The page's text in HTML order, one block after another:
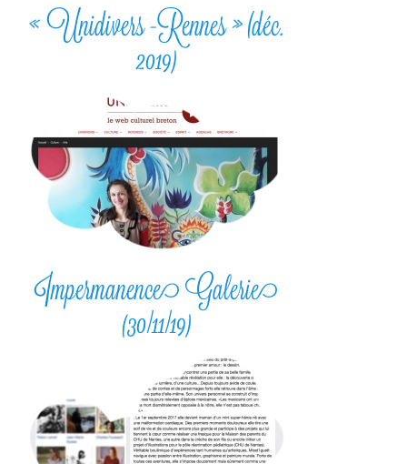
« Unidivers -Rennes » (déc.
2019)
Impermanence Galerie
(30/11/19)